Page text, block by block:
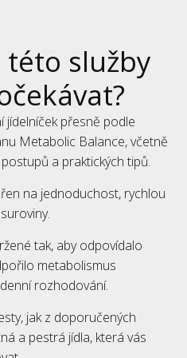
této služby
jídelníček přesně podle
Metabolic Balance, včetně
a praktických tipů.
na jednoduchost, rychlou
tak, aby odpovídalo
metabolismus
rozhodování.
jak z doporučených
a pestrá jídla, která vás